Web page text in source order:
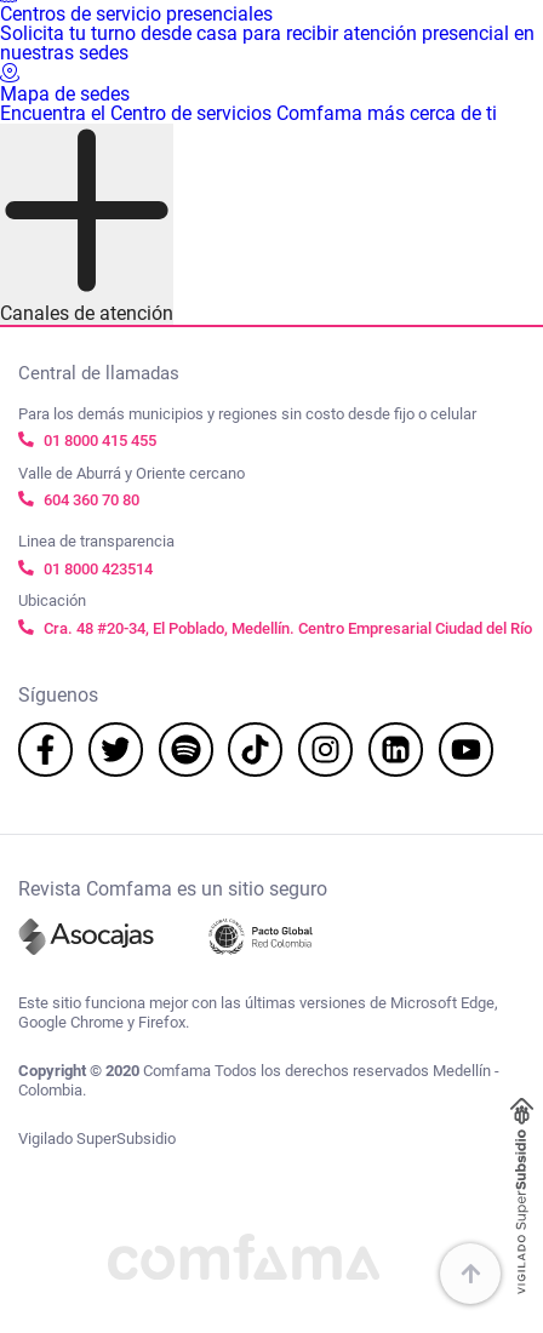
Centros de servicio presenciales
Solicita tu turno desde casa para recibir atención presencial en
nuestras sedes
Mapa de sedes
Encuentra el Centro de servicios Comfama más cerca de ti
Canales de atención
Central de llamadas
Para los demás municipios y regiones sin costo desde fijo o celular
01 8000 415 455
Valle de Aburrá y Oriente cercano
604 360 70 80
Linea de transparencia
01 8000 423514
Ubicación
Cra. 48 #20-34, El Poblado, Medellín. Centro Empresarial Ciudad del Río
Síguenos
Revista Comfama es un sitio seguro
Este sitio funciona mejor con las últimas versiones de Microsoft Edge,
Google Chrome y Firefox.
Copyright © 2020 Comfama Todos los derechos reservados Medellín -
Colombia.
Vigilado SuperSubsidio